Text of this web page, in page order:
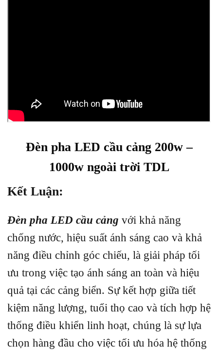
Đèn pha LED cầu cảng 200w –
1000w ngoài trời TDL
Kết Luận:
Đèn pha LED cầu cảng với khả năng
chống nước, hiệu suất ánh sáng cao và khả
năng điều chỉnh góc chiếu, là giải pháp tối
ưu trong việc tạo ánh sáng an toàn và hiệu
quả tại các cảng biển. Sự kết hợp giữa tiết
kiệm năng lượng, tuổi thọ cao và tích hợp hệ
thống điều khiển linh hoạt, chúng là sự lựa
chọn hàng đầu cho việc tối ưu hóa hệ thống